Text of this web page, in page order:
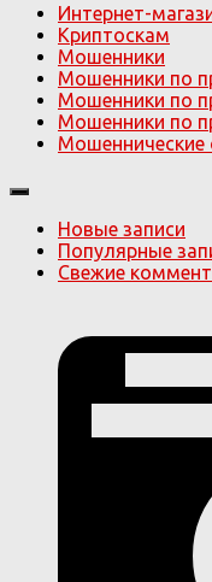
Интернет-
Криптоскам
Мошенники
Мошенники по
Мошенники по
Мошенники по
Мошеннические
Новые записи
Популярные
Свежие